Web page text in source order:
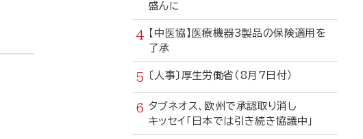
盛んに
【中医協】医療機器3製品の保険適用を
了承
〔人事〕厚生労働省（8月7日付）
タブネオス、欧州で承認取り消し
キッセイ「日本では引き続き協議中」